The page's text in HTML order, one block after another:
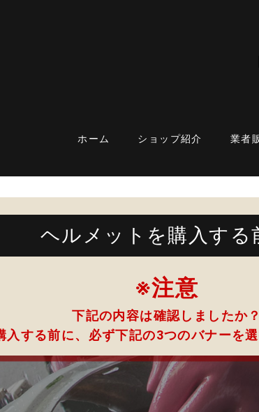
ホーム ショップ紹介 業者
ヘルメットを購入する
※注意
下記の内容は確認しましたか？
入する前に、必ず下記の3つのバナーを選